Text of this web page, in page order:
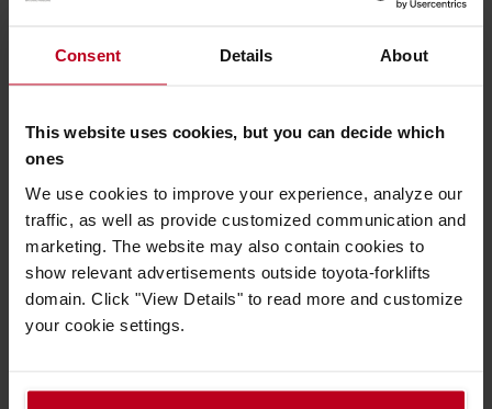
Consent Details About
This website uses cookies, but you can decide which
ones
We use cookies to improve your experience, analyze our
traffic, as well as provide customized communication and
marketing. The website may also contain cookies to
show relevant advertisements outside toyota-forklifts
domain. Click "View Details" to read more and customize
your cookie settings.
My Toyota est une solution de gestion de flotte
connectée développée par Toyota pour piloter
productivité et vos coûts.
DÉCOUVRIR MY TOYOTA
L'ergonomie au cœur de votre travail